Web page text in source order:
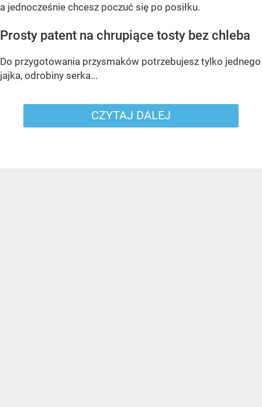
a jednocześnie chcesz poczuć się po posiłku.
Prosty patent na chrupiące tosty bez chleba
Do przygotowania przysmaków potrzebujesz tylko jednego
jajka, odrobiny serka...
CZYTAJ DALEJ